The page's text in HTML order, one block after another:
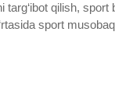
targ‘ibot qilish, sport
sport